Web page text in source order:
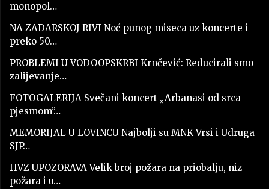
monopol…
NA ZADARSKOJ RIVI Noć punog miseca uz koncerte i
preko 50…
PROBLEMI U VODOOPSKRBI Krnčević: Reducirali smo
zalijevanje…
FOTOGALERIJA Svečani koncert „Arbanasi od srca
pjesmom”…
MEMORIJAL U LOVINCU Najbolji su MNK Vrsi i Udruga
SJP…
HVZ UPOZORAVA Velik broj požara na priobalju, niz
požara i u…